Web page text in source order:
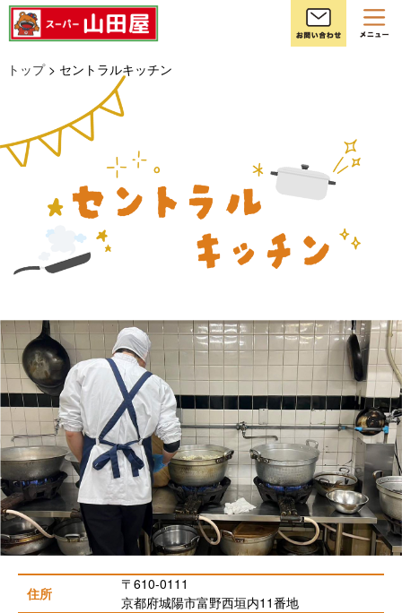
お
トップ> セントラルキッチン
住所
〒610-0111
京都府城陽市富野西垣内11番地